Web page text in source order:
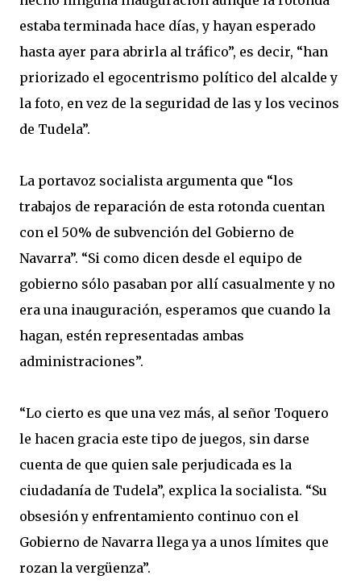
estaba terminada hace días, y hayan esperado
hasta ayer para abrirla al tráfico”, es decir, “han
priorizado el egocentrismo político del alcalde y
la foto, en vez de la seguridad de las y los vecinos
de Tudela”.
La portavoz socialista argumenta que “los
trabajos de reparación de esta rotonda cuentan
con el 50% de subvención del Gobierno de
Navarra”. “Si como dicen desde el equipo de
gobierno sólo pasaban por allí casualmente y no
era una inauguración, esperamos que cuando la
hagan, estén representadas ambas
administraciones”.
“Lo cierto es que una vez más, al señor Toquero
le hacen gracia este tipo de juegos, sin darse
cuenta de que quien sale perjudicada es la
ciudadanía de Tudela”, explica la socialista. “Su
obsesión y enfrentamiento continuo con el
Gobierno de Navarra llega ya a unos límites que
rozan la vergüenza”.